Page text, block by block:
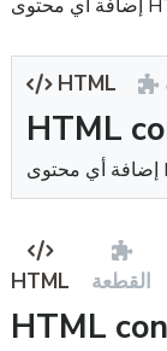
HTML
HTML
HTML القطعة
HTML